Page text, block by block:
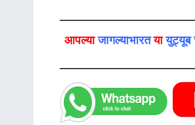
आपल्याजागल्याभारतया